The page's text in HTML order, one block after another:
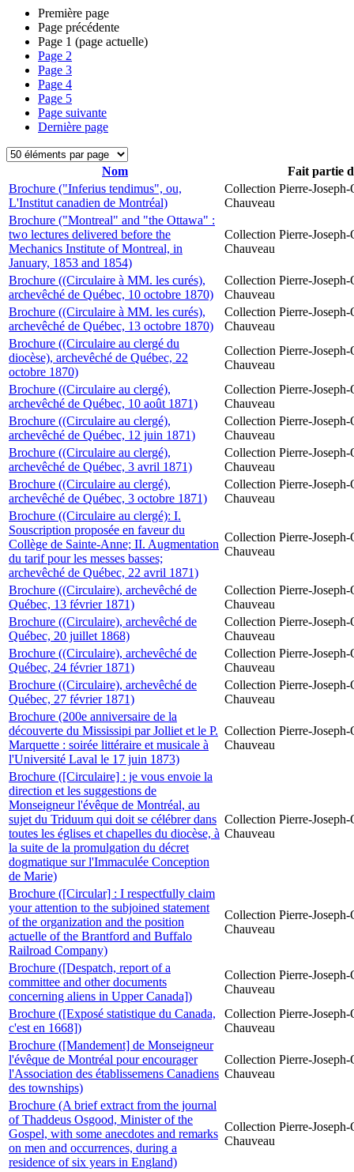
Première page
Page précédente
Page 1 (page actuelle)
Page 2
Page 3
Page 4
Page 5
Page suivante
Dernière page
Nom
Fait partie
Brochure ("Inferius tendimus", ou,
L'Institut canadien de Montréal)
Collection Pierre-
Chauveau
Brochure ("Montreal" and "the Ottawa" :
two lectures delivered before the
Mechanics Institute of Montreal, in
January, 1853 and 1854)
Collection Pierre-
Chauveau
Brochure ((Circulaire à MM. les curés),
archevêché de Québec, 10 octobre 1870)
Collection Pierre-
Chauveau
Brochure ((Circulaire à MM. les curés),
archevêché de Québec, 13 octobre 1870)
Collection Pierre-
Chauveau
Brochure ((Circulaire au clergé du
diocèse), archevêché de Québec, 22
octobre 1870)
Collection Pierre-
Chauveau
Brochure ((Circulaire au clergé),
archevêché de Québec, 10 août 1871)
Collection Pierre-
Chauveau
Brochure ((Circulaire au clergé),
archevêché de Québec, 12 juin 1871)
Collection Pierre-
Chauveau
Brochure ((Circulaire au clergé),
archevêché de Québec, 3 avril 1871)
Collection Pierre-
Chauveau
Brochure ((Circulaire au clergé),
archevêché de Québec, 3 octobre 1871)
Collection Pierre-
Chauveau
Brochure ((Circulaire au clergé): I.
Souscription proposée en faveur du
Collège de Sainte-Anne; II. Augmentation
du tarif pour les messes basses;
archevêché de Québec, 22 avril 1871)
Collection Pierre-
Chauveau
Brochure ((Circulaire), archevêché de
Québec, 13 février 1871)
Collection Pierre-
Chauveau
Brochure ((Circulaire), archevêché de
Québec, 20 juillet 1868)
Collection Pierre-
Chauveau
Brochure ((Circulaire), archevêché de
Québec, 24 février 1871)
Collection Pierre-
Chauveau
Brochure ((Circulaire), archevêché de
Québec, 27 février 1871)
Collection Pierre-
Chauveau
Brochure (200e anniversaire de la
découverte du Mississipi par Jolliet et le P.
Marquette : soirée littéraire et musicale à
l'Université Laval le 17 juin 1873)
Collection Pierre-
Chauveau
Brochure ([Circulaire] : je vous envoie la
direction et les suggestions de
Monseigneur l'évêque de Montréal, au
sujet du Triduum qui doit se célébrer dans
toutes les églises et chapelles du diocèse, à
la suite de la promulgation du décret
dogmatique sur l'Immaculée Conception
de Marie)
Collection Pierre-
Chauveau
Brochure ([Circular] : I respectfully claim
your attention to the subjoined statement
of the organization and the position
actuelle of the Brantford and Buffalo
Railroad Company)
Collection Pierre-
Chauveau
Brochure ([Despatch, report of a
committee and other documents
concerning aliens in Upper Canada])
Collection Pierre-
Chauveau
Brochure ([Exposé statistique du Canada,
c'est en 1668])
Collection Pierre-
Chauveau
Brochure ([Mandement] de Monseigneur
l'évêque de Montréal pour encourager
l'Association des établissemens Canadiens
des townships)
Collection Pierre-
Chauveau
Brochure (A brief extract from the journal
of Thaddeus Osgood, Minister of the
Gospel, with some anecdotes and remarks
on men and occurrences, during a
residence of six years in England)
Collection Pierre-
Chauveau